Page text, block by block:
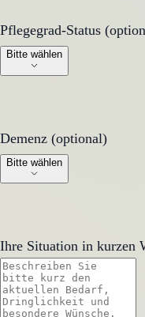
Pflegegrad-Status
Pflegegrad-Status
Bitte wählen
Demenz (optional)
Demenz (optional)
Bitte wählen
Ihre Situation in kurzen